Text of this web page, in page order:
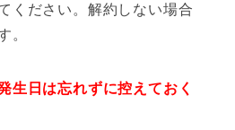
ください。解約しない場合
。
生日は忘れずに控えておく